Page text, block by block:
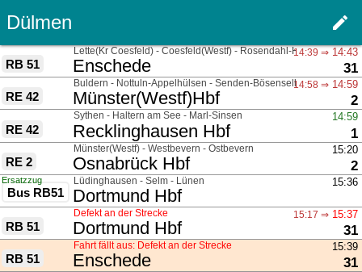
Dülmen Menü
edit
RB 51 nach
Enschede
14:39 ⇒ 14:43
31
über
Lette(Kr Coesfeld) - Coesfeld(Westf) - Rosendahl-Holtwick
RE 42 nach
Münster(Westf)Hbf
14:58 ⇒ 14:59
2
über
Buldern - Nottuln-Appelhülsen - Senden-Bösensell
RE 42 nach
Recklinghausen Hbf
14:59
1
über
Sythen - Haltern am See - Marl-Sinsen
RE 2 nach
Osnabrück Hbf
15:20
2
über
Münster(Westf) - Westbevern - Ostbevern
Bus RB51
Ersatzzug
nach
Dortmund Hbf
15:36
über
Lüdinghausen - Selm - Lünen
RB 51 nach
Dortmund Hbf
15:17 ⇒ 15:37
31
Defekt an der Strecke
RB 51 nach
Enschede
15:39
31
Fahrt fällt aus: Defekt an der Strecke